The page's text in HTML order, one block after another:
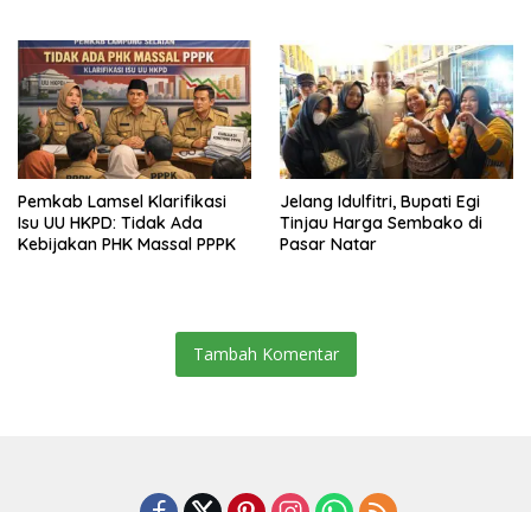
Pemkab Lamsel Klarifikasi
Isu UU HKPD: Tidak Ada
Kebijakan PHK Massal PPPK
Jelang Idulfitri, Bupati Egi
Tinjau Harga Sembako di
Pasar Natar
Tambah Komentar